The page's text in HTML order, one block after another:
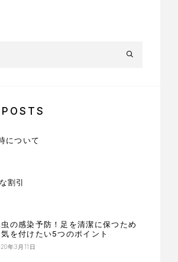
について
割引
の感染予防！足を清潔に保つため
気を付けたい5つのポイント
年3月11日